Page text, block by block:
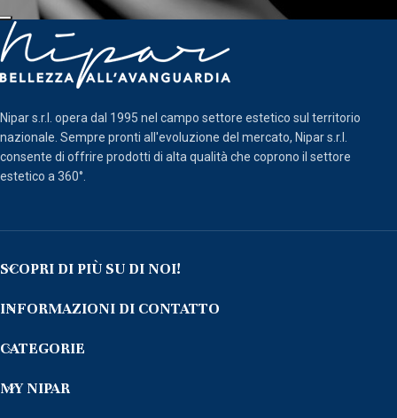
Nipar s.r.l. opera dal 1995 nel campo settore estetico sul territorio
nazionale. Sempre pronti all'evoluzione del mercato, Nipar s.r.l.
consente di offrire prodotti di alta qualità che coprono il settore
estetico a 360°.
SCOPRI DI PIÙ SU DI NOI!
INFORMAZIONI DI CONTATTO
CATEGORIE
MY NIPAR